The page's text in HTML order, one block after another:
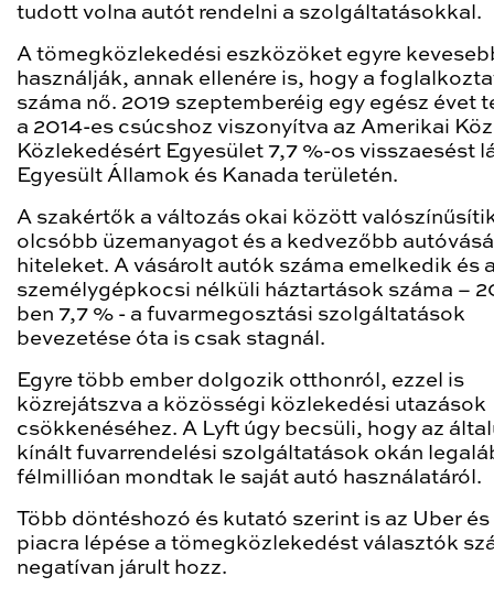
tudott volna autót rendelni a szolgáltatásokkal.
A tömegközlekedési eszközöket egyre
használják, annak ellenére is, hogy a
száma nő. 2019 szeptemberéig egy egész évet
a 2014-es csúcshoz viszonyítva az Amerikai
Közlekedésért Egyesület 7,7 %-os visszaesést
Egyesült Államok és Kanada területén.
A szakértők a változás okai között
olcsóbb üzemanyagot és a kedvezőbb
hiteleket. A vásárolt autók száma emelkedik és
személygépkocsi nélküli háztartások száma –
ben 7,7 % - a fuvarmegosztási szolgáltatások
bevezetése óta is csak stagnál.
Egyre több ember dolgozik otthonról, ezzel is
közrejátszva a közösségi közlekedési utazások
csökkenéséhez. A Lyft úgy becsüli, hogy az
kínált fuvarrendelési szolgáltatások okán
félmillióan mondtak le saját autó használatáról.
Több döntéshozó és kutató szerint is az Uber és
piacra lépése a tömegközlekedést választók
negatívan járult hozz.